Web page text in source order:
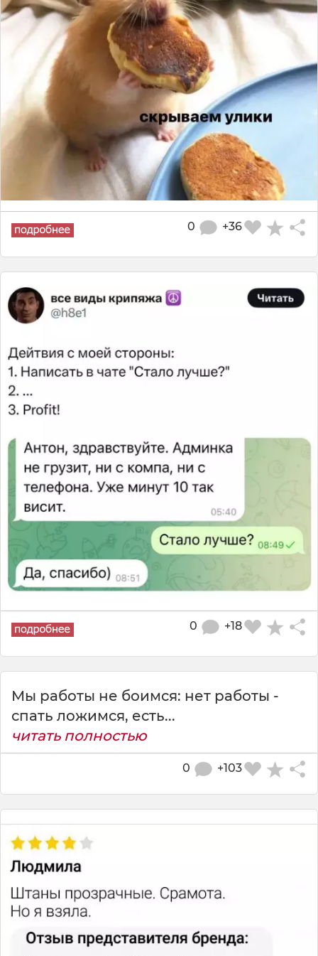
+36
0
+18
0
Мы работы не боимся: нет работы -
спать ложимся, есть...
читать полностью
+103
0